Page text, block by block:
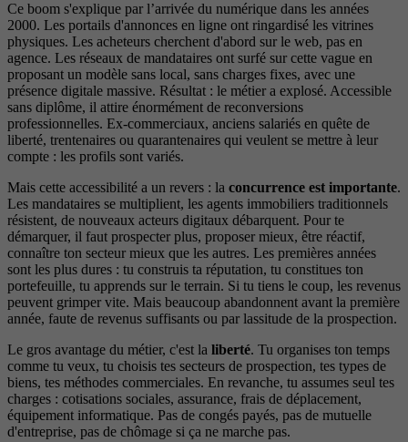
Ce boom s'explique par l’arrivée du numérique dans les années
2000. Les portails d'annonces en ligne ont ringardisé les vitrines
physiques. Les acheteurs cherchent d'abord sur le web, pas en
agence. Les réseaux de mandataires ont surfé sur cette vague en
proposant un modèle sans local, sans charges fixes, avec une
présence digitale massive. Résultat : le métier a explosé. Accessible
sans diplôme, il attire énormément de reconversions
professionnelles. Ex-commerciaux, anciens salariés en quête de
liberté, trentenaires ou quarantenaires qui veulent se mettre à leur
compte : les profils sont variés.
Mais cette accessibilité a un revers : la concurrence est importante.
Les mandataires se multiplient, les agents immobiliers traditionnels
résistent, de nouveaux acteurs digitaux débarquent. Pour te
démarquer, il faut prospecter plus, proposer mieux, être réactif,
connaître ton secteur mieux que les autres. Les premières années
sont les plus dures : tu construis ta réputation, tu constitues ton
portefeuille, tu apprends sur le terrain. Si tu tiens le coup, les revenus
peuvent grimper vite. Mais beaucoup abandonnent avant la première
année, faute de revenus suffisants ou par lassitude de la prospection.
Le gros avantage du métier, c'est la liberté. Tu organises ton temps
comme tu veux, tu choisis tes secteurs de prospection, tes types de
biens, tes méthodes commerciales. En revanche, tu assumes seul tes
charges : cotisations sociales, assurance, frais de déplacement,
équipement informatique. Pas de congés payés, pas de mutuelle
d'entreprise, pas de chômage si ça ne marche pas.